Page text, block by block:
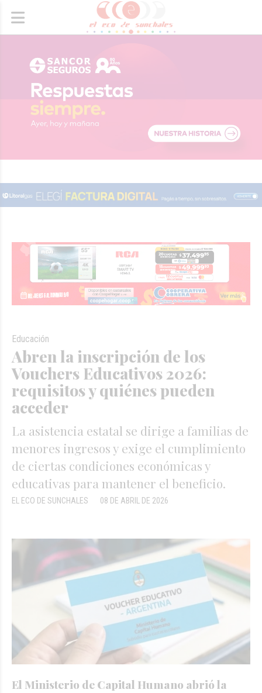
Abren la inscripción de los
Vouchers Educativos 2026:
requisitos y quiénes pueden
acceder
La asistencia estatal se dirige a familias de
menores ingresos y exige el cumplimiento
de ciertas condiciones económicas y
educativas para mantener el beneficio.
Educación
08 DE ABRIL DE 2026
EL ECO DE SUNCHALES
El Ministerio de Capital Humano abrió la